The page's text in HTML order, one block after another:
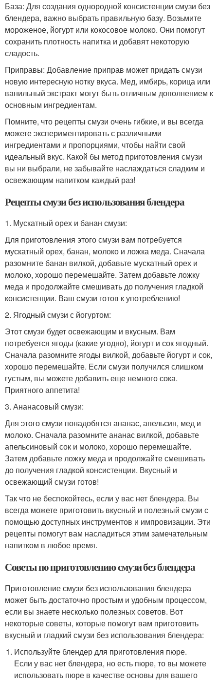
База: Для создания однородной консистенции смузи без
блендера, важно выбрать правильную базу. Возьмите
мороженое, йогурт или кокосовое молоко. Они помогут
сохранить плотность напитка и добавят некоторую
сладость.
Приправы: Добавление приправ может придать смузи
новую интересную нотку вкуса. Мед, имбирь, корица или
ванильный экстракт могут быть отличным дополнением к
основным ингредиентам.
Помните, что рецепты смузи очень гибкие, и вы всегда
можете экспериментировать с различными
ингредиентами и пропорциями, чтобы найти свой
идеальный вкус. Какой бы метод приготовления смузи
вы ни выбрали, не забывайте наслаждаться сладким и
освежающим напитком каждый раз!
Рецепты смузи без использования блендера
1. Мускатный орех и банан смузи:
Для приготовления этого смузи вам потребуется
мускатный орех, банан, молоко и ложка меда. Сначала
разомните банан вилкой, добавьте мускатный орех и
молоко, хорошо перемешайте. Затем добавьте ложку
меда и продолжайте смешивать до получения гладкой
консистенции. Ваш смузи готов к употреблению!
2. Ягодный смузи с йогуртом:
Этот смузи будет освежающим и вкусным. Вам
потребуется ягоды (какие угодно), йогурт и сок ягодный.
Сначала разомните ягоды вилкой, добавьте йогурт и сок,
хорошо перемешайте. Если смузи получился слишком
густым, вы можете добавить еще немного сока.
Приятного аппетита!
3. Ананасовый смузи:
Для этого смузи понадобятся ананас, апельсин, мед и
молоко. Сначала разомните ананас вилкой, добавьте
апельсиновый сок и молоко, хорошо перемешайте.
Затем добавьте ложку меда и продолжайте смешивать
до получения гладкой консистенции. Вкусный и
освежающий смузи готов!
Так что не беспокойтесь, если у вас нет блендера. Вы
всегда можете приготовить вкусный и полезный смузи с
помощью доступных инструментов и импровизации. Эти
рецепты помогут вам насладиться этим замечательным
напитком в любое время.
Советы по приготовлению смузи без блендера
Приготовление смузи без использования блендера
может быть достаточно простым и удобным процессом,
если вы знаете несколько полезных советов. Вот
некоторые советы, которые помогут вам приготовить
вкусный и гладкий смузи без использования блендера:
Используйте блендер для приготовления пюре.
Если у вас нет блендера, но есть пюре, то вы можете
использовать пюре в качестве основы для вашего